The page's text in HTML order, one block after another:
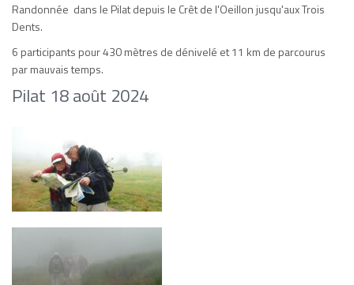
Randonnée dans le Pilat depuis le Crêt de l'Oeillon jusqu'aux Trois
Dents.
6 participants pour 430 mètres de dénivelé et 11 km de parcourus
par mauvais temps.
Pilat 18 août 2024